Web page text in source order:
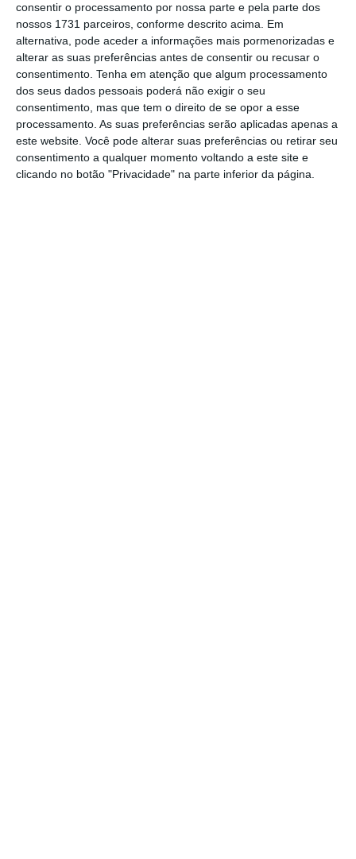
consentir o processamento por nossa parte e pela parte dos
nossos 1731 parceiros, conforme descrito acima. Em
alternativa, pode aceder a informações mais pormenorizadas e
alterar as suas preferências antes de consentir ou recusar o
consentimento. Tenha em atenção que algum processamento
dos seus dados pessoais poderá não exigir o seu
consentimento, mas que tem o direito de se opor a esse
processamento. As suas preferências serão aplicadas apenas a
este website. Você pode alterar suas preferências ou retirar seu
consentimento a qualquer momento voltando a este site e
clicando no botão "Privacidade" na parte inferior da página.
esqueciamos de devolver as cassetes inspiraram a
EMEL. Sabia que tiveram oportunidade de comprar
a Netflix quando esta surge? Pois bem, a família
recusou… decidiram manter-se no negócio
brick&mortar. Em 2010 a Blockbuster acaba morta
pelas plataformas destreaming, em particular a…
Netflix. Takeaway: anos de alta rentabilidade
amoleceram a família que ou não soube construir